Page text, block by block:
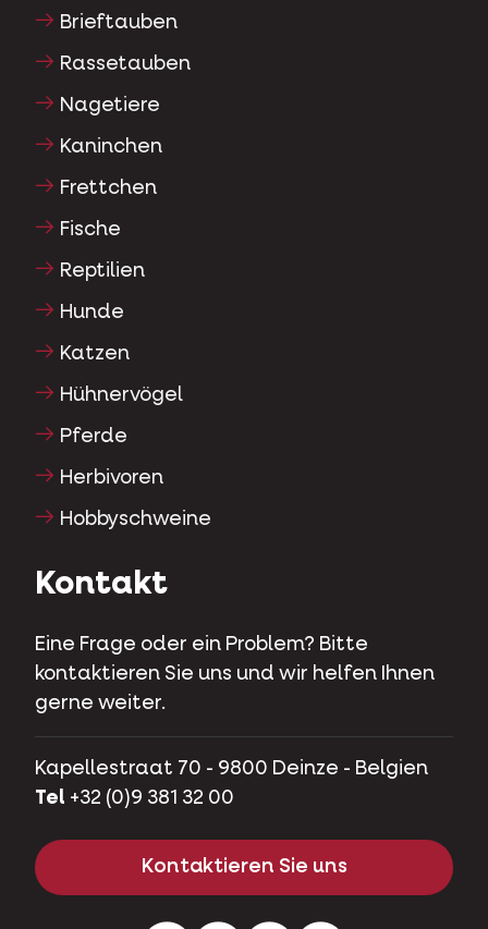
Brieftauben
Rassetauben
Nagetiere
Kaninchen
Frettchen
Fische
Reptilien
Hunde
Katzen
Hühnervögel
Pferde
Herbivoren
Hobbyschweine
Kontakt
Eine Frage oder ein Problem? Bitte
kontaktieren Sie uns und wir helfen Ihnen
gerne weiter.
Kapellestraat 70 - 9800 Deinze - Belgien
Tel +32 (0)9 381 32 00
Kontaktieren Sie uns